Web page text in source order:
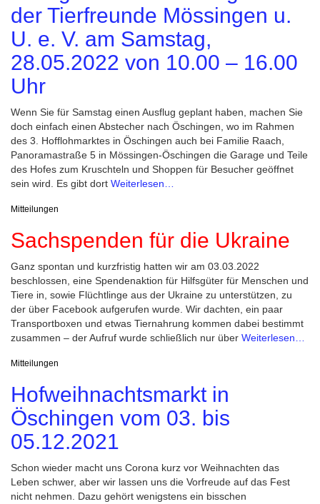
der Tierfreunde Mössingen u.
U. e. V. am Samstag,
28.05.2022 von 10.00 – 16.00
Uhr
Wenn Sie für Samstag einen Ausflug geplant haben, machen Sie
doch einfach einen Abstecher nach Öschingen, wo im Rahmen
des 3. Hofflohmarktes in Öschingen auch bei Familie Raach,
Panoramastraße 5 in Mössingen-Öschingen die Garage und Teile
des Hofes zum Kruschteln und Shoppen für Besucher geöffnet
sein wird. Es gibt dort Weiterlesen…
Mitteilungen
Sachspenden für die Ukraine
Ganz spontan und kurzfristig hatten wir am 03.03.2022
beschlossen, eine Spendenaktion für Hilfsgüter für Menschen und
Tiere in, sowie Flüchtlinge aus der Ukraine zu unterstützen, zu
der über Facebook aufgerufen wurde. Wir dachten, ein paar
Transportboxen und etwas Tiernahrung kommen dabei bestimmt
zusammen – der Aufruf wurde schließlich nur über Weiterlesen…
Mitteilungen
Hofweihnachtsmarkt in
Öschingen vom 03. bis
05.12.2021
Schon wieder macht uns Corona kurz vor Weihnachten das
Leben schwer, aber wir lassen uns die Vorfreude auf das Fest
nicht nehmen. Dazu gehört wenigstens ein bisschen